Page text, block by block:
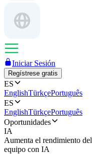
Iniciar Sesión
Regístrese gratis
ES
EnglishTürkçePortuguês
ES
EnglishTürkçePortuguês
Oportunidades
IA
Aumenta el rendimiento del
equipo con IA